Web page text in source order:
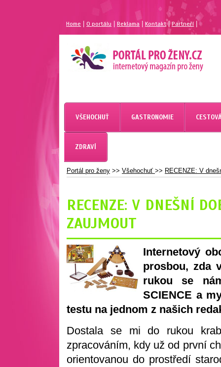
Home |O portálu Reklama Kontakt| Partneří
MAGAZÍN PRO ŽENY
PORTÁL PRO ŽENY.CZ
VŠEHOCHUŤ GASTRONOMIE
ZDRAVÍ
Portál pro ženy >> Všehochuť >> RECENZE: V
RECENZE: V DNEŠNÍ
ZAUJMOUT
Internetový
prosbou, zda
rukou se
SCIENCE a
testu na jednom z našich
Dostala se mi do rukou
zpracováním, kdy už od první
orientovanou do prostředí